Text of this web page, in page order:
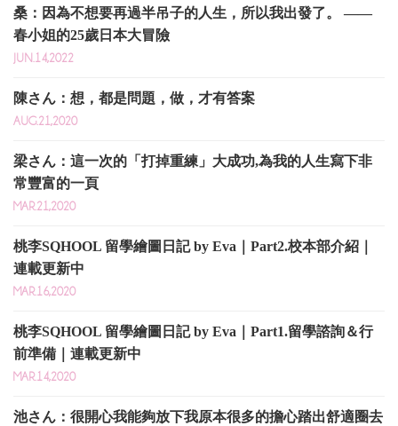
桑：因為不想要再過半吊子的人生，所以我出發了。 ——
春小姐的25歲日本大冒險
JUN.14,2022
陳さん：想，都是問題，做，才有答案
AUG.21,2020
梁さん：這一次的「打掉重練」大成功,為我的人生寫下非
常豐富的一頁
MAR.21,2020
桃李SQHOOL 留學繪圖日記 by Eva｜Part2.校本部介紹｜
連載更新中
MAR.16,2020
桃李SQHOOL 留學繪圖日記 by Eva｜Part1.留學諮詢＆行
前準備｜連載更新中
MAR.14,2020
池さん：很開心我能夠放下我原本很多的擔心踏出舒適圈去